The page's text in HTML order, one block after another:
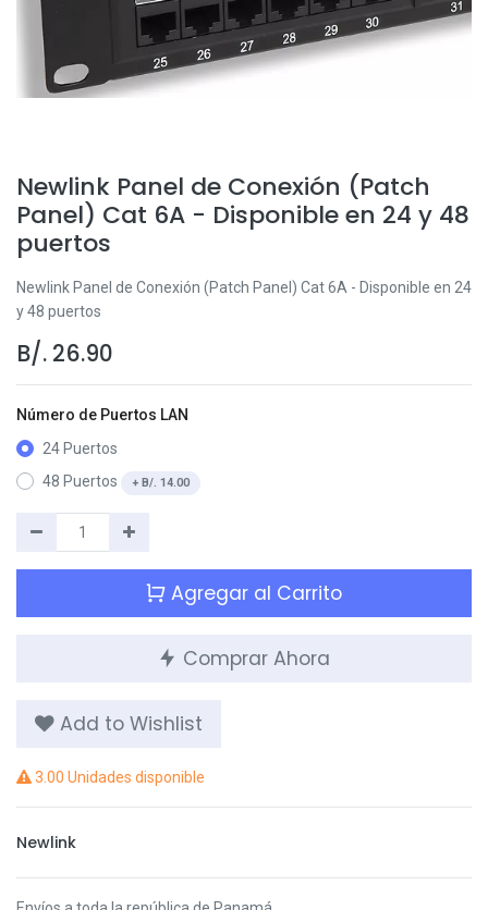
Newlink Panel de Conexión (Patch
Panel) Cat 6A - Disponible en 24 y 48
puertos
Newlink Panel de Conexión (Patch Panel) Cat 6A - Disponible en 24
y 48 puertos
B/. 26.90
Número de Puertos LAN
24 Puertos
48 Puertos
+ B/. 14.00
Agregar al Carrito
Comprar Ahora
Add to Wishlist
3.00 Unidades disponible
Newlink